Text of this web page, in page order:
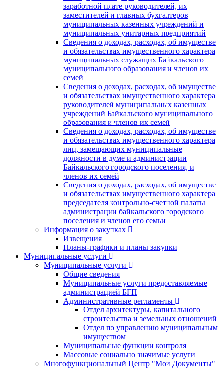
заработной плате руководителей, их
заместителей и главных бухгалтеров
муниципальных казенных учреждений и
муниципальных унитарных предприятий
Сведения о доходах, расходах, об имуществе
и обязательствах имущественного характера
муниципальных служащих Байкальского
муниципального образования и членов их
семей
Сведения о доходах, расходах, об имуществе
и обязательствах имущественного характера
руководителей муниципальных казенных
учреждений Байкальского муниципального
образования и членов их семей
Сведения о доходах, расходах, об имуществе
и обязательствах имущественного характера
лиц, замещающих муниципальные
должности в думе и администрации
Байкальского городского поселения, и
членов их семей
Сведения о доходах, расходах, об имуществе
и обязательствах имущественного характера
председателя контрольно-счетной палаты
администрации байкальского городского
поселения и членов его семьи
Информация о закупках
Извещения
Планы-графики и планы закупки
Муниципальные услуги
Муниципальные услуги
Общие сведения
Муниципальные услуги предоставляемые
администрацией БГП
Административные регламенты
Отдел архитектуры, капитального
строительства и земельных отношений
Отдел по управлению муниципальным
имуществом
Муниципальные функции контроля
Массовые социально значимые услуги
Многофункциональный Центр "Мои Документы"